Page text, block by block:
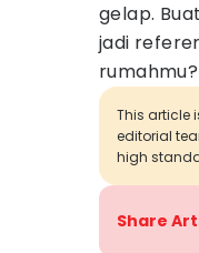
gelap.
jadi
rumahmu?
This article
editorial
high
Share